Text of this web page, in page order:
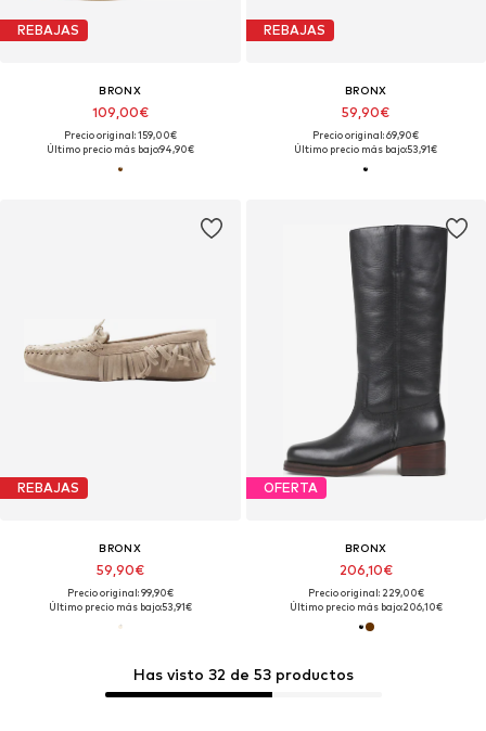
Has visto 32 de 53 productos
REBAJAS
BRONX
109,00€
Precio original: 159,00€
Último precio más bajo:94,90€
REBAJAS
BRONX
59,90€
Precio original: 69,90€
Último precio más bajo:53,91€
REBAJAS
BRONX
59,90€
Precio original: 99,90€
Último precio más bajo:53,91€
OFERTA
BRONX
206,10€
Precio original: 229,00€
Último precio más bajo:206,10€